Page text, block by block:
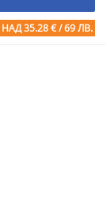
НАД 35.28 € / 69 ЛВ.